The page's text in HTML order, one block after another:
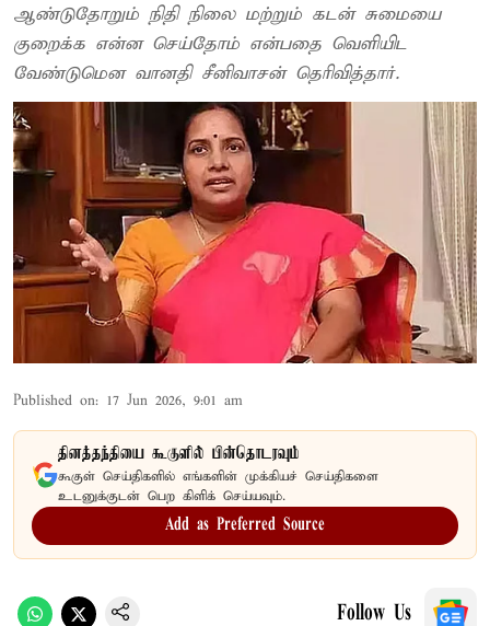
ஆண்டுதோறும் நிதி நிலை மற்றும் கடன் சுமையை
குறைக்க என்ன செய்தோம் என்பதை வெளியிட
வேண்டுமென வானதி சீனிவாசன் தெரிவித்தார்.
Published on: 17 Jun 2026, 9:01 am
தினத்தந்தியை கூகுளில் பின்தொடரவும்
கூகுள் செய்திகளில் எங்களின் முக்கியச் செய்திகளை
உடனுக்குடன் பெற கிளிக் செய்யவும்.
Add as Preferred Source
Follow Us